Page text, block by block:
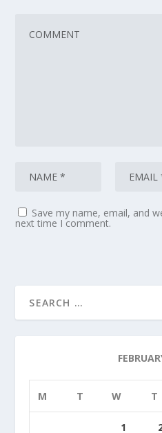
Save my name, email, and
next time I comment.
M T W T
1